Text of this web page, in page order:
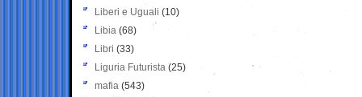
Liberi e Uguali (10)
Libia (68)
Libri (33)
Liguria Futurista (25)
mafia (543)